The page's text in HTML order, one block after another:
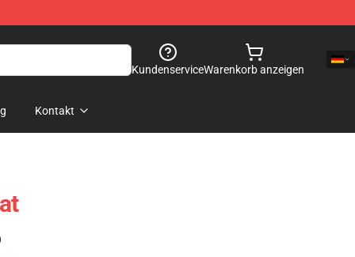
KundenserviceWarenkorb anzeigen
Kontakt